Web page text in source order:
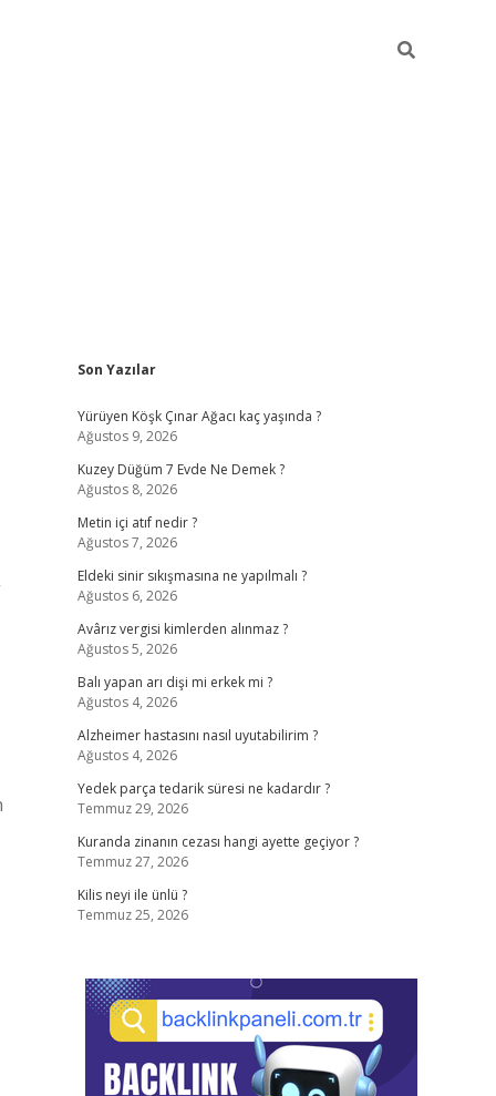
Sidebar
Son Yazılar
Yürüyen Köşk Çınar Ağacı kaç yaşında ?
Ağustos 9, 2026
Kuzey Düğüm 7 Evde Ne Demek ?
Ağustos 8, 2026
Metin içi atıf nedir ?
Ağustos 7, 2026
Eldeki sinir sıkışmasına ne yapılmalı ?
Ağustos 6, 2026
Avârız vergisi kimlerden alınmaz ?
Ağustos 5, 2026
Balı yapan arı dişi mi erkek mi ?
Ağustos 4, 2026
Alzheimer hastasını nasıl uyutabilirim ?
Ağustos 4, 2026
Yedek parça tedarik süresi ne kadardır ?
Temmuz 29, 2026
Kuranda zinanın cezası hangi ayette geçiyor ?
Temmuz 27, 2026
Kilis neyi ile ünlü ?
Temmuz 25, 2026